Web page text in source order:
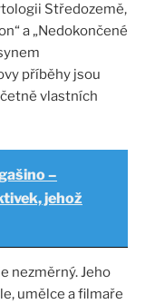
Středozemě,
a „Nedokončené
příběhy jsou
vlastních
–
jehož
nezměrný. Jeho
umělce a filmaře